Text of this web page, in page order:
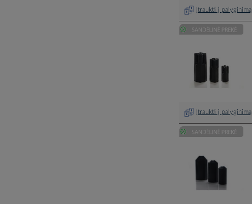
Įtraukti į palyginimą
Įtraukti į palyginimą